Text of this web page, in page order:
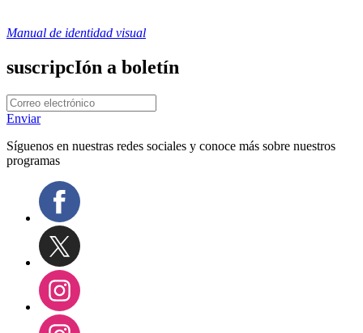
Manual de identidad visual
suscripcIón a boletín
Enviar
Síguenos en nuestras redes sociales y conoce más sobre nuestros
programas